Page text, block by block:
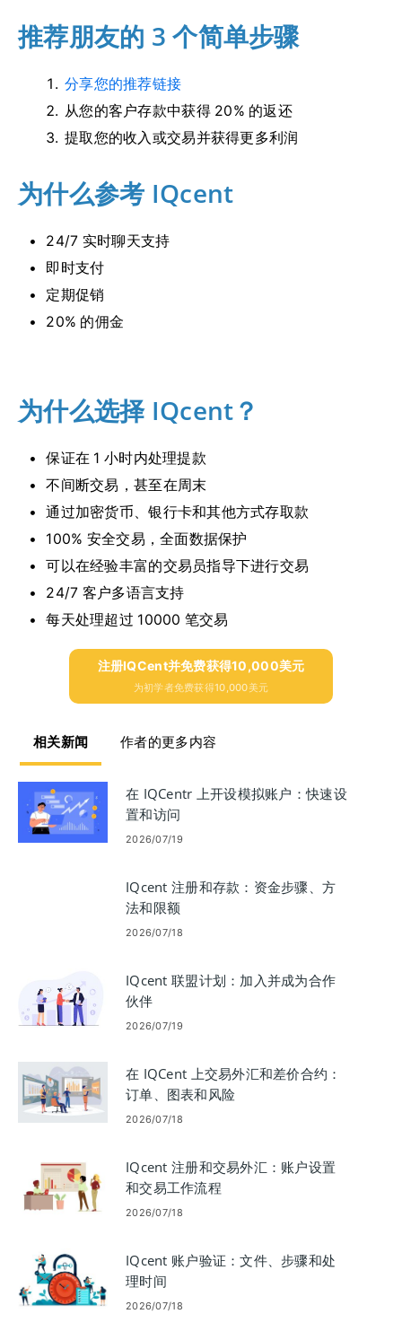
推荐朋友的 3 个简单步骤
分享您的推荐链接
从您的客户存款中获得 20% 的返还
提取您的收入或交易并获得更多利润
为什么参考 IQcent
24/7 实时聊天支持
即时支付
定期促销
20% 的佣金
为什么选择 IQcent？
保证在 1 小时内处理提款
不间断交易，甚至在周末
通过加密货币、银行卡和其他方式存取款
100% 安全交易，全面数据保护
可以在经验丰富的交易员指导下进行交易
24/7 客户多语言支持
每天处理超过 10000 笔交易
注册IQCent并免费获得10,000美元
为初学者免费获得10,000美元
相关新闻 作者的更多内容
在 IQCentr 上开设模拟账户：快速设
置和访问
2026/07/19
IQcent 注册和存款：资金步骤、方
法和限额
2026/07/18
IQcent 联盟计划：加入并成为合作
伙伴
2026/07/19
在 IQCent 上交易外汇和差价合约：
订单、图表和风险
2026/07/18
IQcent 注册和交易外汇：账户设置
和交易工作流程
2026/07/18
IQcent 账户验证：文件、步骤和处
理时间
2026/07/18